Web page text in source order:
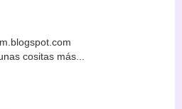
cositas más...